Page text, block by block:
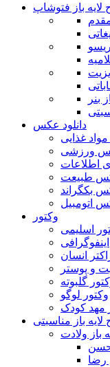
لایه باز فتوشاپ
بنر
دانلود عکس
غذایی
ورزشی
اطلاعات
طبیعت
بکگراند
اتومبیل
وکتور
اسلیمی
اینفوگرافی
انسان
و پوستر
گلبوته
وکتور لوگو
مهد کودک
باز مناسبتی
باز ولادت
حسن
رضا